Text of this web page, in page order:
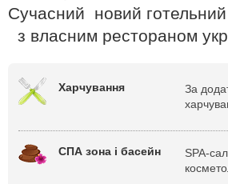
Сучасний новий
з власним рестораном
Харчування
За
СПА зона і басейн
SPA-